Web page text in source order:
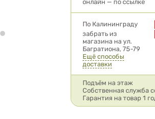
онлайн — по ссылке
Условия доставки
По Калининграду
забрать из
магазина на ул.
Багратиона, 75-79
Ещё способы
доставки
Подъём на этаж
Собственная служба
Гарантия на товар 1